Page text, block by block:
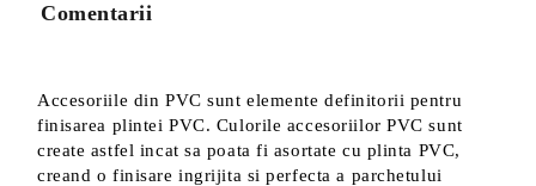
Comentarii
Accesoriile din PVC sunt elemente definitorii pentru
finisarea plintei PVC. Culorile accesoriilor PVC sunt
create astfel incat sa poata fi asortate cu plinta PVC,
creand o finisare ingrijita si perfecta a parchetului